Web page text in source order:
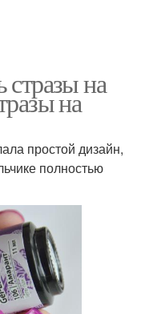
стразы на
на
простой дизайн,
полностью